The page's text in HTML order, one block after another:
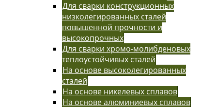
Для сварки конструкционных
низколегированных сталей
повышенной прочности и
высокопрочных
Для сварки хромо-молибденовых
теплоустойчивых сталей
На основе высоколегированных
сталей
На основе никелевых сплавов
На основе алюминиевых сплавов